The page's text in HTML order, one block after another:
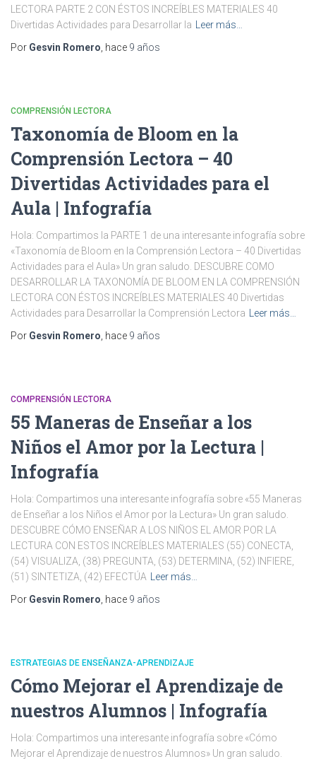
LECTORA PARTE 2 CON ÉSTOS INCREÍBLES MATERIALES 40
Divertidas Actividades para Desarrollar la
Leer más…
Por Gesvin Romero , hace 9 años
COMPRENSIÓN LECTORA
Taxonomía de Bloom en la
Comprensión Lectora – 40
Divertidas Actividades para el
Aula | Infografía
Hola: Compartimos la PARTE 1 de una interesante infografía sobre
«Taxonomía de Bloom en la Comprensión Lectora – 40 Divertidas
Actividades para el Aula» Un gran saludo. DESCUBRE COMO
DESARROLLAR LA TAXONOMÍA DE BLOOM EN LA COMPRENSIÓN
LECTORA CON ÉSTOS INCREÍBLES MATERIALES 40 Divertidas
Actividades para Desarrollar la Comprensión Lectora
Leer más…
Por Gesvin Romero , hace 9 años
COMPRENSIÓN LECTORA
55 Maneras de Enseñar a los
Niños el Amor por la Lectura |
Infografía
Hola: Compartimos una interesante infografía sobre «55 Maneras
de Enseñar a los Niños el Amor por la Lectura» Un gran saludo.
DESCUBRE CÓMO ENSEÑAR A LOS NIÑOS EL AMOR POR LA
LECTURA CON ESTOS INCREÍBLES MATERIALES (55) CONECTA,
(54) VISUALIZA, (38) PREGUNTA, (53) DETERMINA, (52) INFIERE,
(51) SINTETIZA, (42) EFECTÚA
Leer más…
Por Gesvin Romero , hace 9 años
ESTRATEGIAS DE ENSEÑANZA-APRENDIZAJE
Cómo Mejorar el Aprendizaje de
nuestros Alumnos | Infografía
Hola: Compartimos una interesante infografía sobre «Cómo
Mejorar el Aprendizaje de nuestros Alumnos» Un gran saludo.